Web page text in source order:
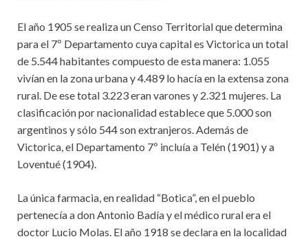
El año 1905 se realiza un Censo Territorial que determina
para el 7º Departamento cuya capital es Victorica un total
de 5.544 habitantes compuesto de esta manera: 1.055
vivían en la zona urbana y 4.489 lo hacía en la extensa zona
rural. De ese total 3.223 eran varones y 2.321 mujeres. La
clasificación por nacionalidad establece que 5.000 son
argentinos y sólo 544 son extranjeros. Además de
Victorica, el Departamento 7º incluía a Telén (1901) y a
Loventué (1904).
La única farmacia, en realidad “Botica”, en el pueblo
pertenecía a don Antonio Badía y el médico rural era el
doctor Lucio Molas. El año 1918 se declara en la localidad